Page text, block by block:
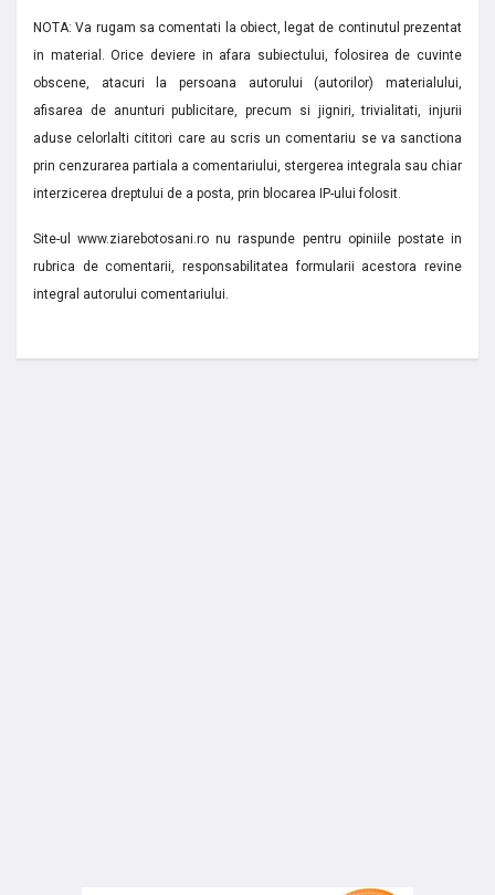
NOTA: Va rugam sa comentati la obiect, legat de continutul prezentat
in material. Orice deviere in afara subiectului, folosirea de cuvinte
obscene, atacuri la persoana autorului (autorilor) materialului,
afisarea de anunturi publicitare, precum si jigniri, trivialitati, injurii
aduse celorlalti cititori care au scris un comentariu se va sanctiona
prin cenzurarea partiala a comentariului, stergerea integrala sau chiar
interzicerea dreptului de a posta, prin blocarea IP-ului folosit.
Site-ul www.ziarebotosani.ro nu raspunde pentru opiniile postate in
rubrica de comentarii, responsabilitatea formularii acestora revine
integral autorului comentariului.